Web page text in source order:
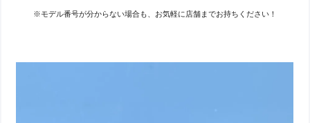
※モデル番号が分からない場合も、お気軽に店舗までお持ちください！